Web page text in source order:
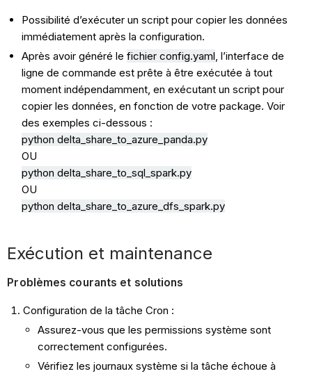
Possibilité d’exécuter un script pour copier les données
immédiatement après la configuration.
Après avoir généré lefichier config.yaml, l’interface de
ligne de commande est prête à être exécutée à tout
moment indépendamment, en exécutant un script pour
copier les données, en fonction de votre package. Voir
des exemples ci-dessous :
python delta_share_to_azure_panda.py
OU
python delta_share_to_sql _spark.py
OU
python delta_share_to_azure_dfs _spark.py
Exécution et maintenance
Problèmes courants et solutions
Configuration de la tâche Cron :
Assurez-vous que les permissions système sont
correctement configurées.
Vérifiez les journaux système si la tâche échoue à